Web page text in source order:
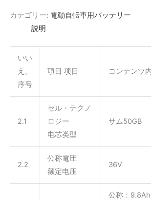
カテゴリー: 電動自転車用バッテリー
説明
いい
え。
序号
項目 项目 コンテンツ
2.1
セル・テクノ
ロジー
电芯类型
サム50GB
2.2
公称電圧
额定电压
36V
公称：